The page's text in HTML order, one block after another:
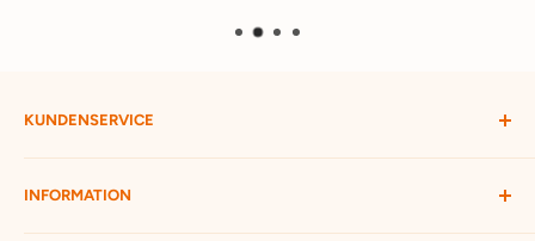
KUNDENSERVICE
Mein Konto
Widerruf starten
INFORMATION